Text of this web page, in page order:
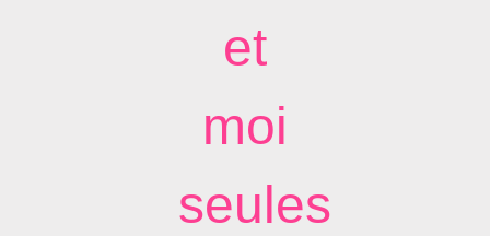
et
moi
seules